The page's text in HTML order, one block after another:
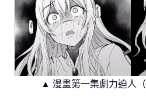
▲ 漫畫第一集劇力迫人（